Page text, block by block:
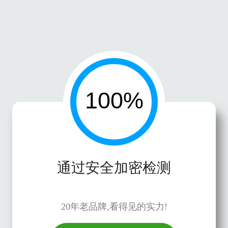
通过安全加密检测
20年老品牌,看得见的实力!